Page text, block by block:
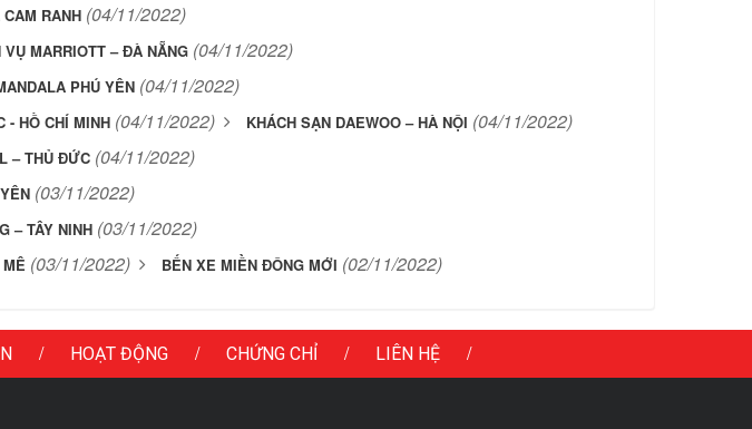
RANH (04/11/2022)
MARRIOTT – ĐÀ NẴNG (04/11/2022)
PHÚ YÊN (04/11/2022)
- HỒ CHÍ MINH (04/11/2022) KHÁCH SẠN DAEWOO – HÀ NỘI (04/11/2022)
– THỦ ĐỨC (04/11/2022)
(03/11/2022)
– TÂY NINH (03/11/2022)
(03/11/2022) BẾN XE MIỀN ĐÔNG MỚI (02/11/2022)
/ HOẠT ĐỘNG / CHỨNG CHỈ / LIÊN HỆ /